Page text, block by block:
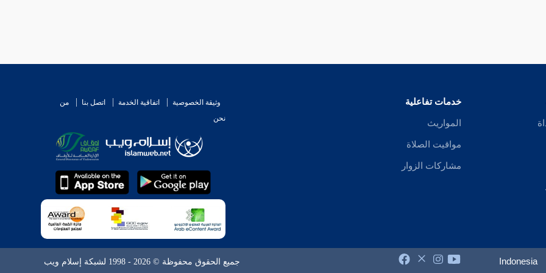
خدمات تفاعلية
المواريث
مواقيت الصلاة
مشاركات الزوار
وثيقة الخصوصية اتفاقية الخدمة اتصل بنا
من
نحن
Indonesia جميع الحقوق محفوظة © 2026 - 1998 لشبكة إسلام ويب